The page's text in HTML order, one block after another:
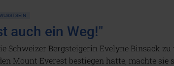
auch ein Weg!"
Schweizer Bergsteigerin Evelyne Binsack
Mount Everest bestiegen hatte, machte sie